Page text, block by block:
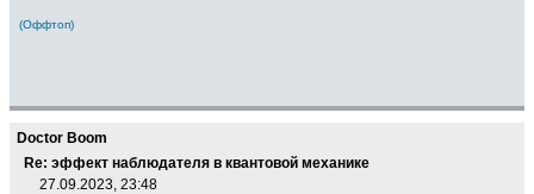
(Оффтоп)
Doctor Boom
Re: эффект наблюдателя в квантовой механике
27.09.2023, 23:48